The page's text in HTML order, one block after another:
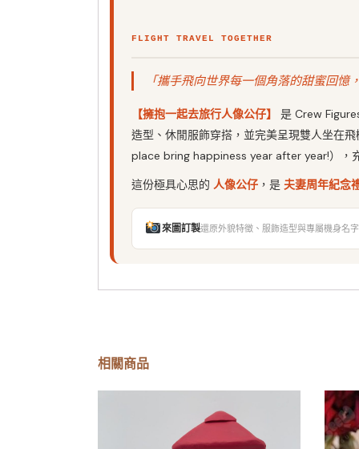
FLIGHT TRAVEL TOGETHER
「攜手飛向世界每一個角落的甜蜜回
【擁抱一起去旅行人像公仔】
是 Crew
造型、休閒服飾穿搭，並完美呈現雙人坐在
place bring happiness year after year!），
這份極具心思的 人像公仔 ，是 夫妻周年紀念
來圖訂製還原外貌特徵、服飾造型與專屬機身名字
相關商品